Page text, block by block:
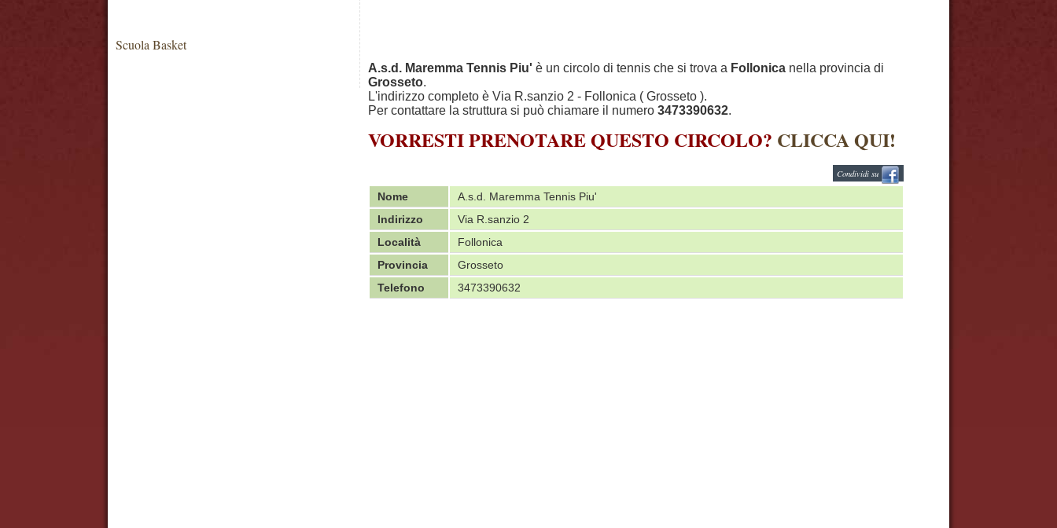
Scuola Basket
A.s.d. Maremma Tennis Piu' è un circolo di tennis che si trova a Follonica nella provincia di
Grosseto.
L'indirizzo completo è Via R.sanzio 2 - Follonica ( Grosseto ).
Per contattare la struttura si può chiamare il numero 3473390632.
VORRESTI PRENOTARE QUESTO CIRCOLO? CLICCA QUI!
Condividi su
Nome
A.s.d. Maremma Tennis Piu'
Indirizzo
Via R.sanzio 2
Località
Follonica
Provincia
Grosseto
Telefono
3473390632